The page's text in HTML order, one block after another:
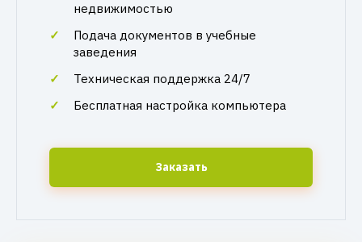
недвижимостью
Подача документов в учебные
заведения
Техническая поддержка 24/7
Бесплатная настройка компьютера
Заказать